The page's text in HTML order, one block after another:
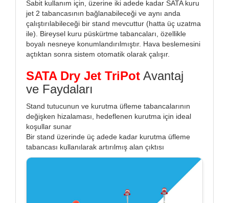
Sabit kullanım için, üzerine iki adede kadar SATA kuru
jet 2 tabancasının bağlanabileceği ve aynı anda
çalıştırılabileceği bir stand mevcuttur (hatta üç uzatma
ile). Bireysel kuru püskürtme tabancaları, özellikle
boyalı nesneye konumlandırılmıştır. Hava beslemesini
açtıktan sonra sistem otomatik olarak çalışır.
SATA Dry Jet TriPot Avantaj
ve Faydaları
Stand tutucunun ve kurutma üfleme tabancalarının
değişken hizalaması, hedeflenen kurutma için ideal
koşullar sunar
Bir stand üzerinde üç adede kadar kurutma üfleme
tabancası kullanılarak artırılmış alan çıktısı